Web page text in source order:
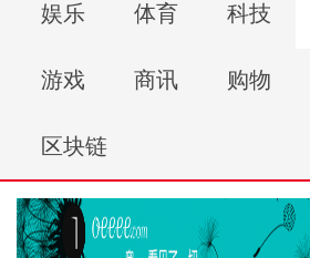
娱乐 体育 科技
游戏 商讯 购物
区块链